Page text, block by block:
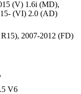
(V) 1.6i (MD),
(VI) 2.0 (AD)
, 2007-2012 (FD)
V6